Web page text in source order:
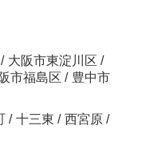
/ 大阪市東淀川区 /
市福島区 / 豊中市
/ 十三東 / 西宮原 /